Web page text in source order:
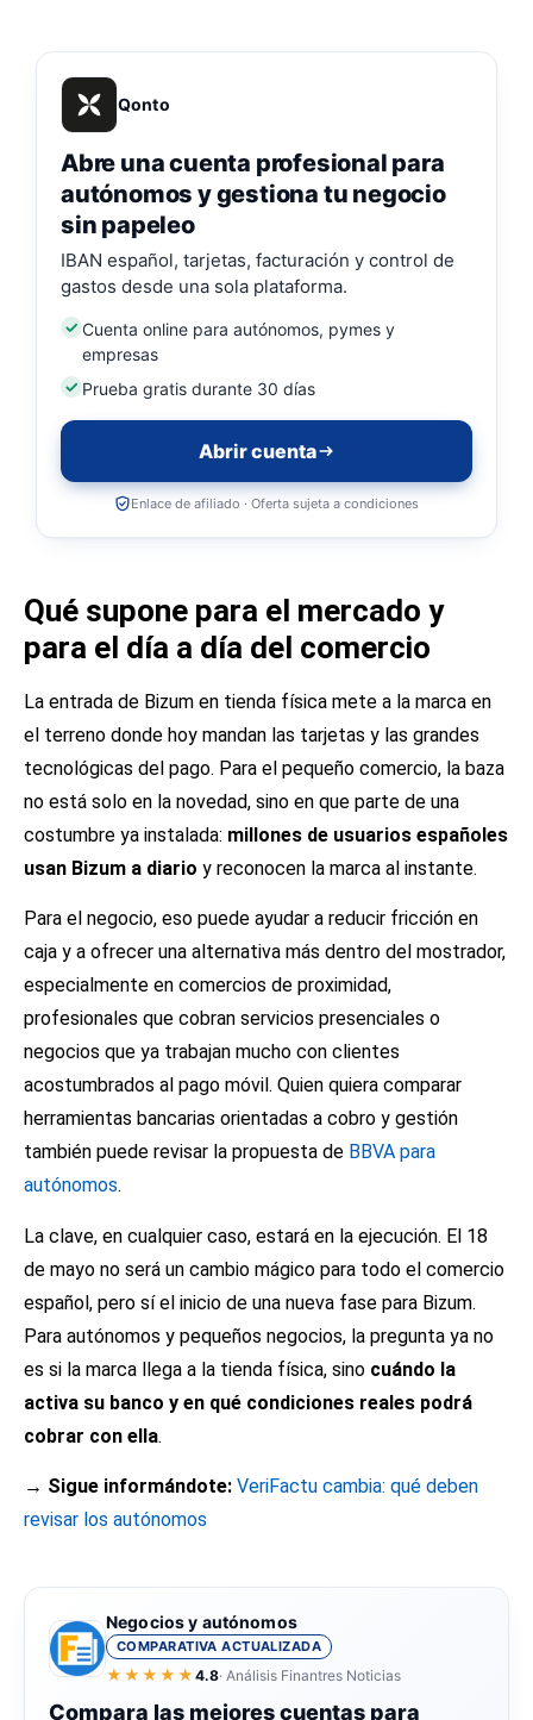
Qonto
Abre una cuenta profesional para
autónomos y gestiona tu negocio
sin papeleo
IBAN español, tarjetas, facturación y control de
gastos desde una sola plataforma.
Cuenta online para autónomos, pymes y
empresas
Prueba gratis durante 30 días
Abrir cuenta
Enlace de afiliado · Oferta sujeta a condiciones
Qué supone para el mercado y
para el día a día del comercio
La entrada de Bizum en tienda física mete a la marca en
el terreno donde hoy mandan las tarjetas y las grandes
tecnológicas del pago. Para el pequeño comercio, la baza
no está solo en la novedad, sino en que parte de una
costumbre ya instalada: millones de usuarios españoles
usan Bizum a diario y reconocen la marca al instante.
Para el negocio, eso puede ayudar a reducir fricción en
caja y a ofrecer una alternativa más dentro del mostrador,
especialmente en comercios de proximidad,
profesionales que cobran servicios presenciales o
negocios que ya trabajan mucho con clientes
acostumbrados al pago móvil. Quien quiera comparar
herramientas bancarias orientadas a cobro y gestión
también puede revisar la propuesta de BBVA para
autónomos.
La clave, en cualquier caso, estará en la ejecución. El 18
de mayo no será un cambio mágico para todo el comercio
español, pero sí el inicio de una nueva fase para Bizum.
Para autónomos y pequeños negocios, la pregunta ya no
es si la marca llega a la tienda física, sino cuándo la
activa su banco y en qué condiciones reales podrá
cobrar con ella.
→ Sigue informándote: VeriFactu cambia: qué deben
revisar los autónomos
Negocios y autónomos
COMPARATIVA ACTUALIZADA
★★★★★ 4.8· Análisis Finantres Noticias
Compara las mejores cuentas para